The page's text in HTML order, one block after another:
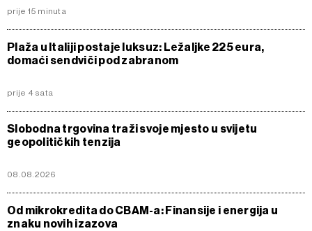
prije 15 minuta
Plaža u Italiji postaje luksuz: Ležaljke 225 eura,
domaći sendviči pod zabranom
prije 4 sata
Slobodna trgovina traži svoje mjesto u svijetu
geopolitičkih tenzija
08.08.2026
Od mikrokredita do CBAM-a: Finansije i energija u
znaku novih izazova